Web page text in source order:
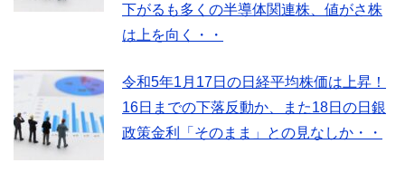
下がるも多くの半導体関連株、値がさ株
は上を向く・・
令和5年1月17日の日経平均株価は上昇！
16日までの下落反動か、また18日の日銀
政策金利「そのまま」との見なしか・・